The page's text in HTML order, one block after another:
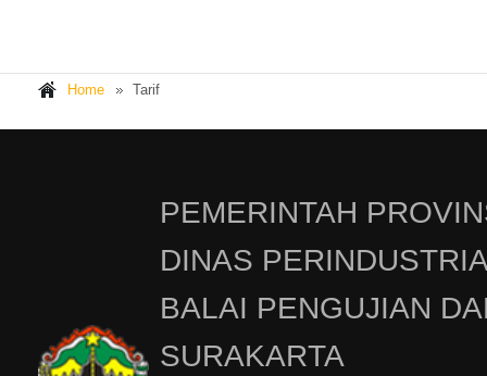
Home Tarif
PEMERINTAH
DINAS
BALAI PENGUJIAN
SURAKARTA